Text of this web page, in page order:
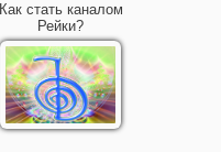
Как стать каналом
Рейки?